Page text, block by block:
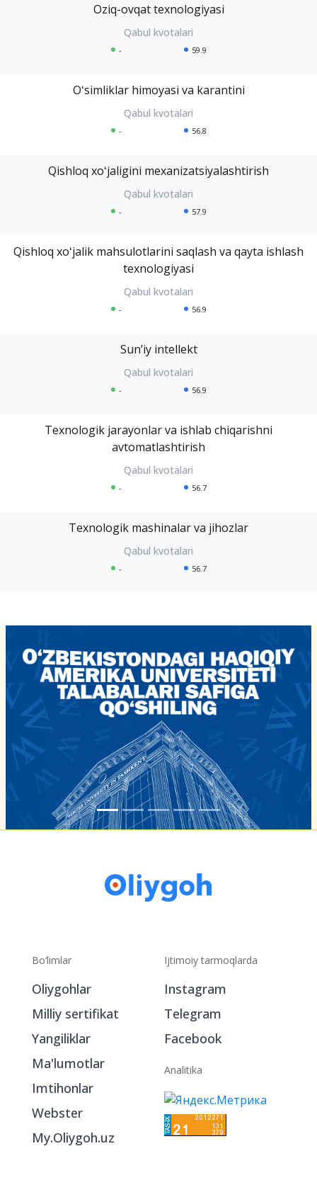
Oziq-ovqat texnologiyasi
- 59.9
Oʻsimliklar himoyasi va karantini
- 56.8
Qishloq xoʻjaligini mexanizatsiyalashtirish
- 57.9
Qishloq xoʻjalik mahsulotlarini saqlash va qayta ishlash
texnologiyasi
- 56.9
Sunʼiy intellekt
- 56.9
Texnologik jarayonlar va ishlab chiqarishni
avtomatlashtirish
- 56.7
Texnologik mashinalar va jihozlar
- 56.7
Bo‘limlar
Oliygohlar
Milliy sertifikat
Yangiliklar
Ma'lumotlar
Imtihonlar
Webster
My.Oliygoh.uz
Ijtimoiy tarmoqlarda
Instagram
Telegram
Facebook
Analitika